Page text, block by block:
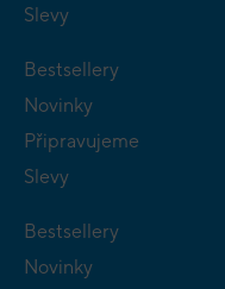
Slevy
Bestsellery
Novinky
Připravujeme
Slevy
Bestsellery
Novinky